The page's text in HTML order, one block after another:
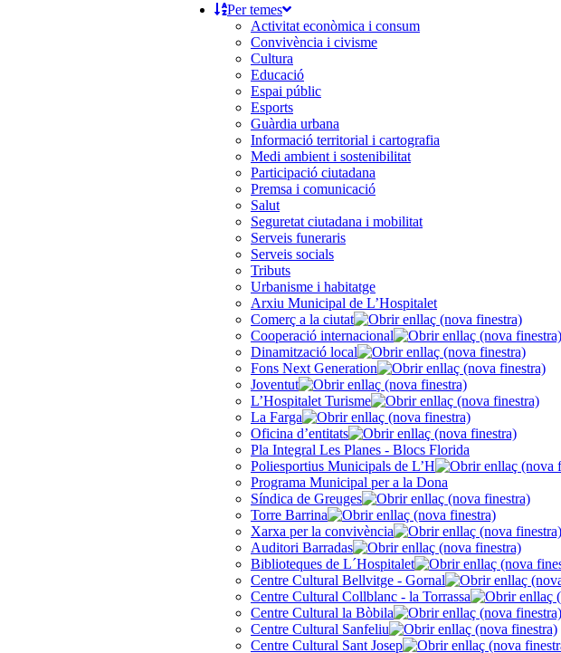
Per temes
Activitat econòmica i consum
Convivència i civisme
Cultura
Educació
Espai públic
Esports
Guàrdia urbana
Informació territorial i cartografia
Medi ambient i sostenibilitat
Participació ciutadana
Premsa i comunicació
Salut
Seguretat ciutadana i mobilitat
Serveis funeraris
Serveis socials
Tributs
Urbanisme i habitatge
Arxiu Municipal de L’Hospitalet
Comerç a la ciutat
Cooperació internacional
Dinamització local
Fons Next Generation
Joventut
L’Hospitalet Turisme
La Farga
Oficina d’entitats
Pla Integral Les Planes - Blocs Florida
Poliesportius Municipals de L’H
Programa Municipal per a la Dona
Síndica de Greuges
Torre Barrina
Xarxa per la convivència
Auditori Barradas
Biblioteques de L´Hospitalet
Centre Cultural Bellvitge - Gornal
Centre Cultural Collblanc - la Torrassa
Centre Cultural la Bòbila
Centre Cultural Sanfeliu
Centre Cultural Sant Josep